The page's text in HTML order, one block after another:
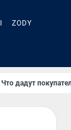
ZODY
Что дадут